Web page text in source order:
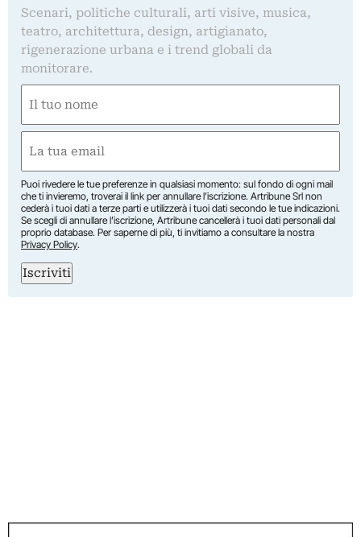
Scenari, politiche culturali, arti visive, musica,
teatro, architettura, design, artigianato,
rigenerazione urbana e i trend globali da
monitorare.
(Required)
First
(Required)
Puoi rivedere le tue preferenze in qualsiasi momento: sul fondo di ogni mail
che ti invieremo, troverai il link per annullare l’iscrizione. Artribune Srl non
cederà i tuoi dati a terze parti e utilizzerà i tuoi dati secondo le tue indicazioni.
Se scegli di annullare l’iscrizione, Artribune cancellerà i tuoi dati personali dal
proprio database. Per saperne di più, ti invitiamo a consultare la nostra
Privacy Policy.
Iscriviti